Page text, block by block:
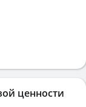
ценности